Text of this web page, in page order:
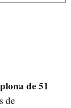
de 51
de